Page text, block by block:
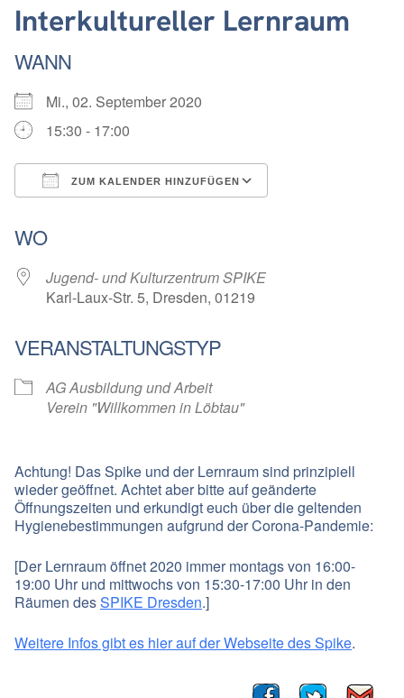
Interkultureller Lernraum
WANN
Mi., 02. September 2020
15:30 - 17:00
ZUM KALENDER HINZUFÜGEN
WO
Jugend- und Kulturzentrum SPIKE
Karl-Laux-Str. 5, Dresden, 01219
VERANSTALTUNGSTYP
AG Ausbildung und Arbeit
Verein "Willkommen in Löbtau"
Achtung! Das Spike und der Lernraum sind prinzipiell
wieder geöffnet. Achtet aber bitte auf geänderte
Öffnungszeiten und erkundigt euch über die geltenden
Hygienebestimmungen aufgrund der Corona-Pandemie:
[Der Lernraum öffnet 2020 immer montags von 16:00-
19:00 Uhr und mittwochs von 15:30-17:00 Uhr in den
Räumen desSPIKE Dresden.]
Weitere Infos gibt es hier auf der Webseite des Spike.